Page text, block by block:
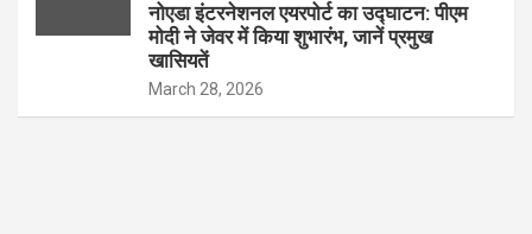
नोएडा इंटरनेशनल एयरपोर्ट का उद्घाटन: पीएम
मोदी ने जेवर में किया शुभारंभ, जानें प्रमुख
खासियतें
March 28, 2026